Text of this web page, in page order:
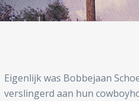
Eigenlijk was Bobbejaan
verslingerd aan hun